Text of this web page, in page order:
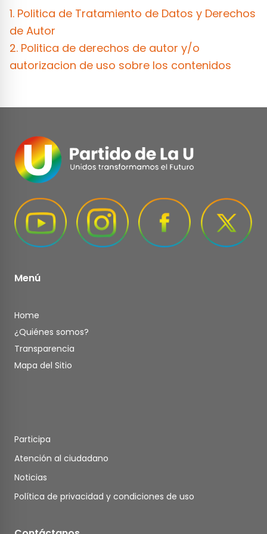
1. Politica de Tratamiento de Datos y Derechos
de Autor
2. Politica de derechos de autor y/o
autorizacion de uso sobre los contenidos
Menú
Home
¿Quiénes somos?
Transparencia
Mapa del Sitio
Participa
Atención al ciudadano
Noticias
Política de privacidad y condiciones de uso